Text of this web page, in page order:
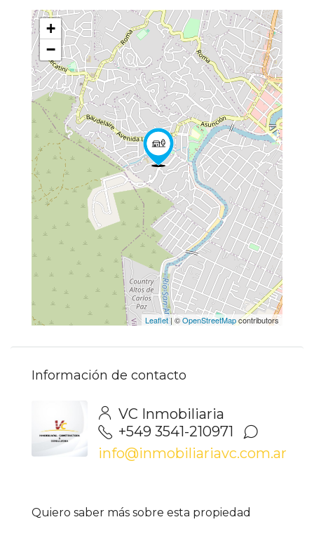
+
−
Leaflet| ©OpenStreetMapcontributors
Información de contacto
VC Inmobiliaria
+549 3541-210971
info@inmobiliariavc.com.ar
Quiero saber más sobre esta propiedad